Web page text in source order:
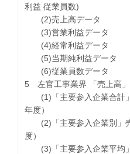
利益 従業員数)
(2)売上高データ
(3)営業利益データ
(4)経常利益データ
(5)当期純利益データ
(6)従業員数データ
5 左官工事業界 「売上高
(1)「主要参入企業合計
年度）
(2)「主要参入企業別」
度）
(3)「主要参入企業平均